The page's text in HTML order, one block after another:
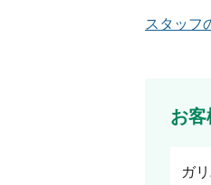
スタッフ
お客
ガ